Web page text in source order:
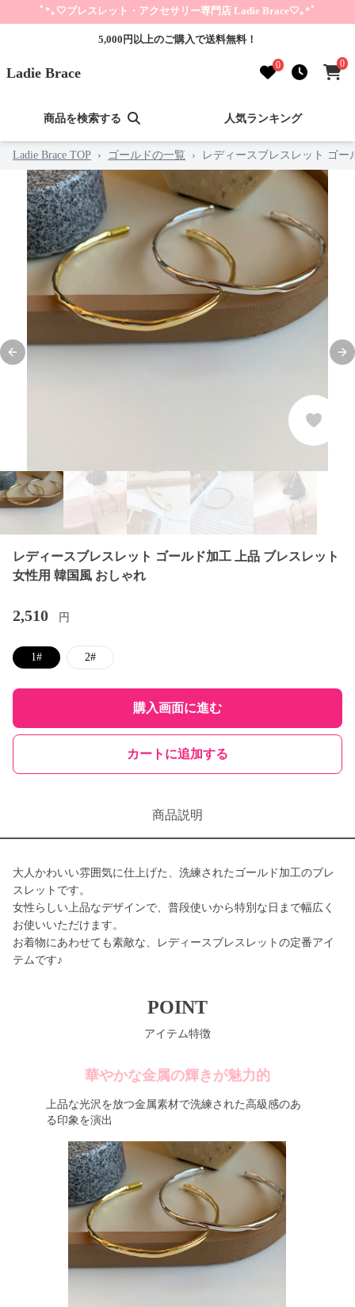
ﾟ*｡🤍ブレスレット・アクセサリー専門店 Ladie Brace🤍｡*ﾟ
5,000円以上のご購入で送料無料！
Ladie Brace 0 0
商品を検索する 人気ランキング
Ladie Brace TOP › ゴールドの一覧 › レディースブレスレット ゴ
Previous slide
レディースブレスレット ゴールド加工 上品 ブレスレット
女性用 韓国風 おしゃれ
2,510 円
1# 2#
購入画面に進む
カートに追加する
商品説明
大人かわいい雰囲気に仕上げた、洗練されたゴールド加工のブレ
スレットです。
女性らしい上品なデザインで、普段使いから特別な日まで幅広く
お使いいただけます。
お着物にあわせても素敵な、レディースブレスレットの定番アイ
テムです♪
POINT
アイテム特徴
華やかな金属の輝きが魅力的
上品な光沢を放つ金属素材で洗練された高級感のあ
る印象を演出